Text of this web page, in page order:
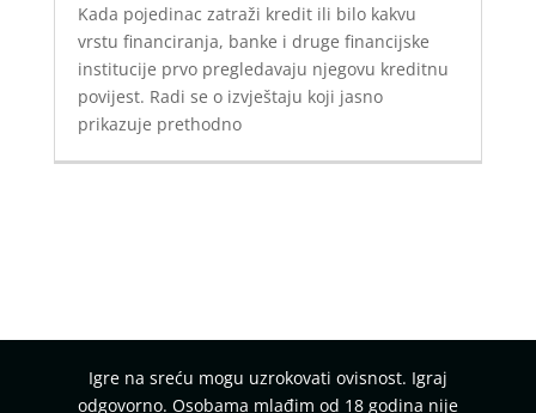
Kada pojedinac zatraži kredit ili bilo kakvu
vrstu financiranja, banke i druge financijske
institucije prvo pregledavaju njegovu kreditnu
povijest. Radi se o izvještaju koji jasno
prikazuje prethodno
Igre na sreću mogu uzrokovati ovisnost. Igraj
odgovorno. Osobama mlađim od 18 godina nije